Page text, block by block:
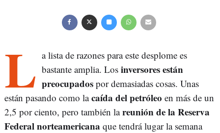
L a lista de razones para este desplome es
bastante amplia. Los inversores están
preocupados por demasiadas cosas. Unas
están pasando como lacaída del petróleo en más de un
2,5 por ciento, pero también lareunión de la Reserva
Federal norteamericana que tendrá lugar la semana